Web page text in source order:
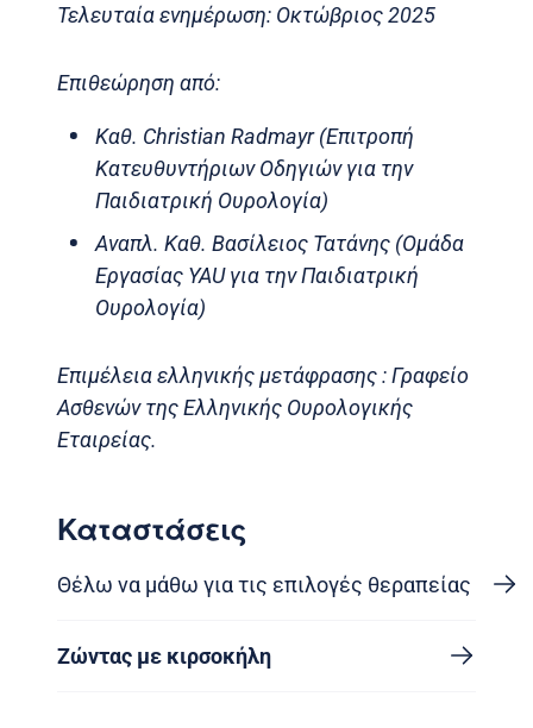
Τελευταία ενημέρωση: Οκτώβριος 2025
Επιθεώρηση από:
Καθ. Christian Radmayr (Επιτροπή
Κατευθυντήριων Οδηγιών για την
Παιδιατρική Ουρολογία)
Αναπλ. Καθ. Βασίλειος Τατάνης (Ομάδα
Εργασίας YAU για την Παιδιατρική
Ουρολογία)
Επιμέλεια ελληνικής μετάφρασης : Γραφείο
Ασθενών της Ελληνικής Ουρολογικής
Εταιρείας.
Καταστάσεις
Θέλω να μάθω για τις επιλογές θεραπείας
Ζώντας με κιρσοκήλη